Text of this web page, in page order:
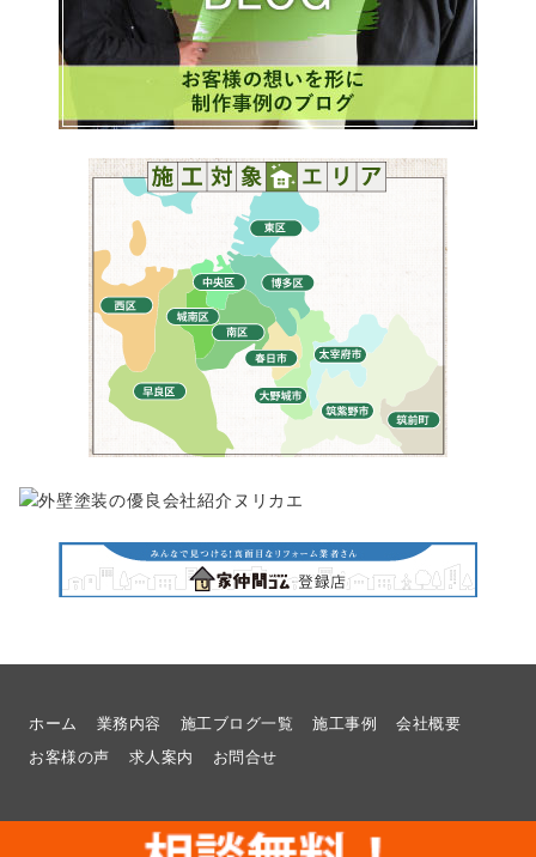
ホーム 業務内容 施工ブログ一覧 施工事例
会社概要
お客様の声
求人案内 お問合せ